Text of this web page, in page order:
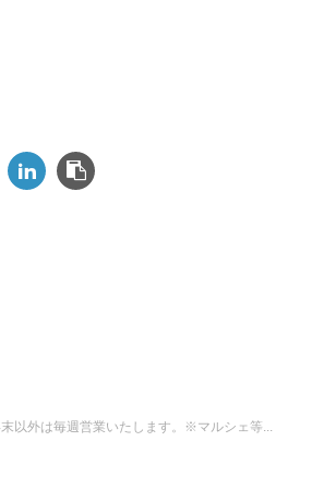
外は毎週営業いたします。※マルシェ等...